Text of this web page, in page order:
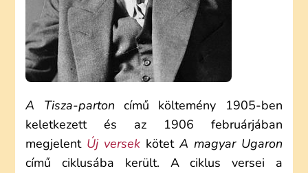
A Tisza-parton című költemény 1905-ben
keletkezett és az 1906 februárjában
megjelent Új versek kötet A magyar Ugaron
című ciklusába került. A ciklus versei a